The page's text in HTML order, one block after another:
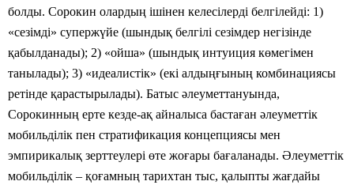
болды. Сорокин олардың ішінен келесілерді белгілейді: 1)
«сезімді» супержүйе (шындық белгілі сезімдер негізінде
қабылданады); 2) «ойша» (шындық интуиция көмегімен
танылады); 3) «идеалистік» (екі алдыңғының комбинациясы
ретінде қарастырылады). Батыс әлеуметтануында,
Сорокинның ерте кезде-ақ айналыса бастаған әлеуметтік
мобильділік пен стратификация концепциясы мен
эмпирикалық зерттеулері өте жоғары бағаланады. Әлеуметтік
мобильділік – қоғамның тарихтан тыс, қалыпты жағдайы